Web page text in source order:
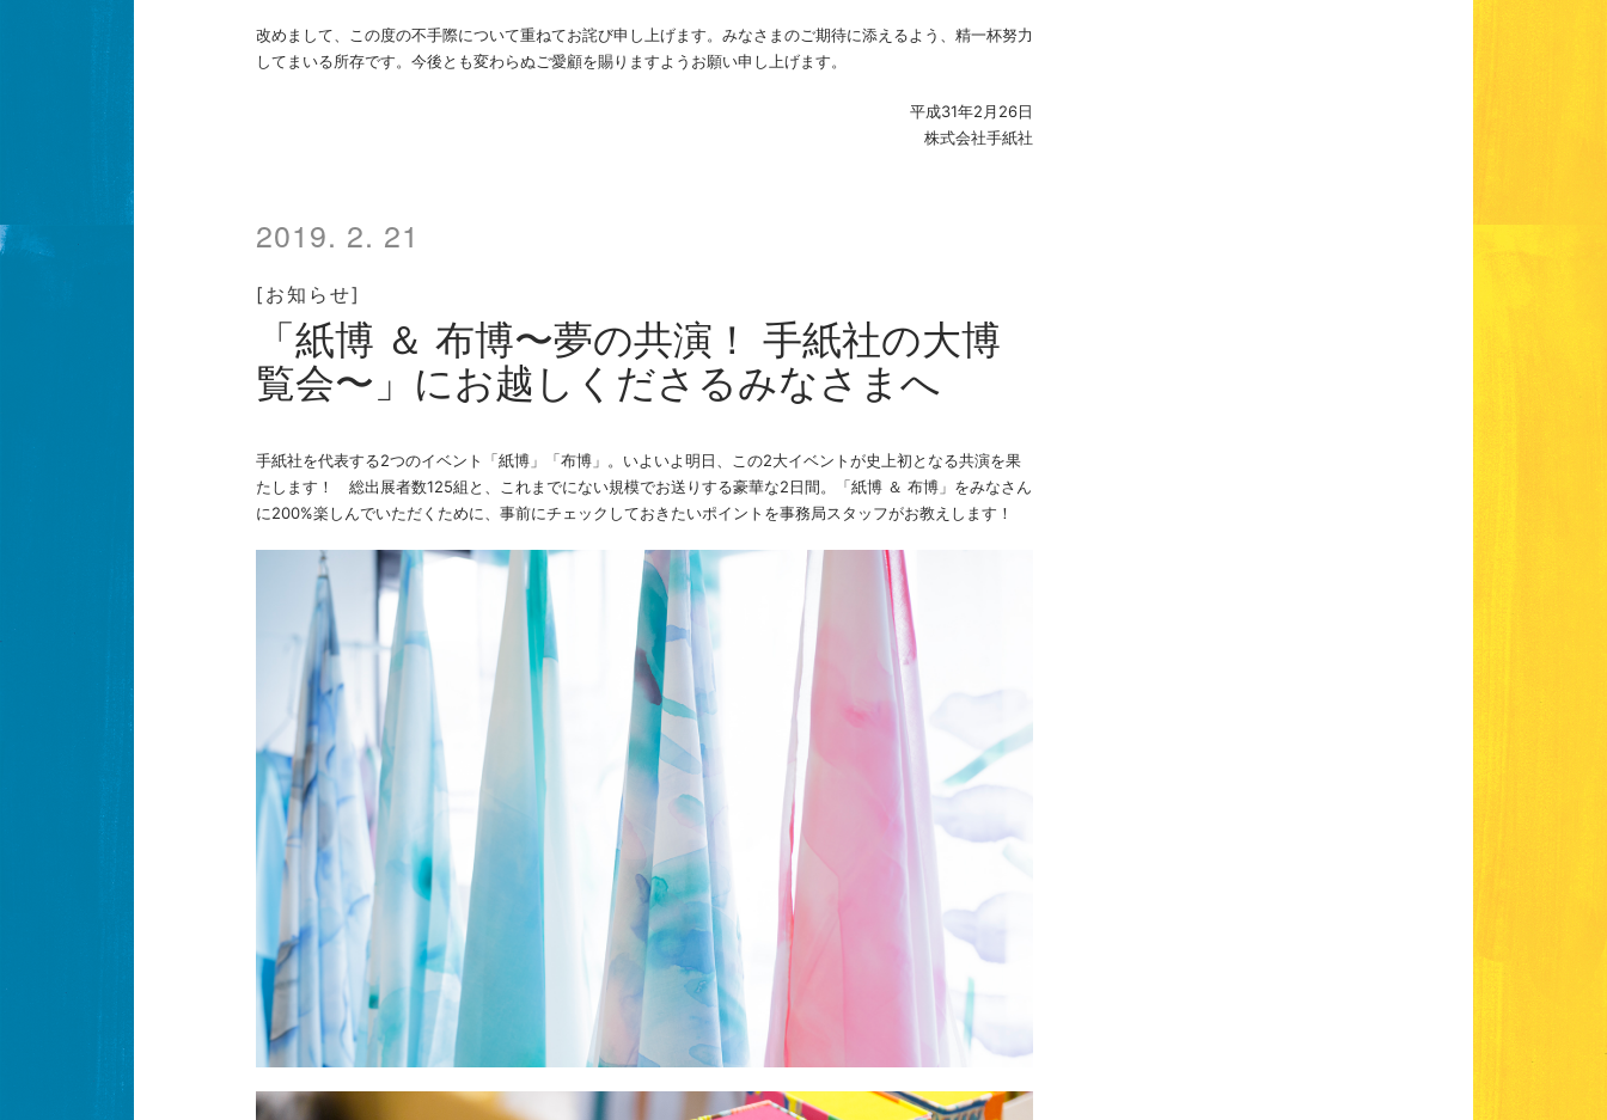
改めまして、この度の不手際について重ねてお詫び申し上げます。みなさまのご期待に添えるよう、精一杯努力
してまいる所存です。今後とも変わらぬご愛顧を賜りますようお願い申し上げます。
平成31年2月26日
株式会社手紙社
2019. 2. 21
[お知らせ]
「紙博 ＆ 布博〜夢の共演！ 手紙社の大博
覧会〜」にお越しくださるみなさまへ
手紙社を代表する2つのイベント「紙博」「布博」。いよいよ明日、この2大イベントが史上初となる共演を果
たします！ 総出展者数125組と、これまでにない規模でお送りする豪華な2日間。「紙博 ＆ 布博」をみなさん
に200%楽しんでいただくために、事前にチェックしておきたいポイントを事務局スタッフがお教えします！